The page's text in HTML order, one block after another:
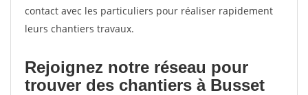
contact avec les particuliers pour réaliser rapidement
leurs chantiers travaux.
Rejoignez notre réseau pour
trouver des chantiers à Busset